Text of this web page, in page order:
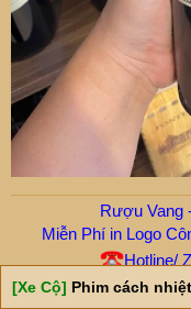
Rượu Vang
Miễn Phí in Logo
Hotline/
RKhieuDauDo
[Xe Cộ] Phim cách